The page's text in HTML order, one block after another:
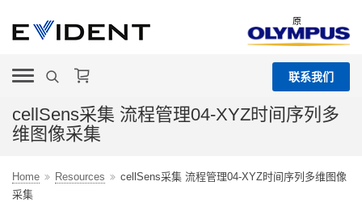
原
联系我们
cellSens采集 流程管理04-XYZ时间序列多
维图像采集
Home Resources
cellSens采集 流程管理04-XYZ时间序列多维图像
采集